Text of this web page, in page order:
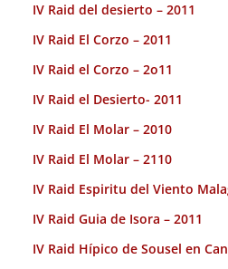
IV Raid del desierto – 2011
IV Raid El Corzo – 2011
IV Raid el Corzo – 2o11
IV Raid el Desierto- 2011
IV Raid El Molar – 2010
IV Raid El Molar – 2110
IV Raid Espiritu del Viento
IV Raid Guia de Isora – 2011
IV Raid Hípico de Sousel en